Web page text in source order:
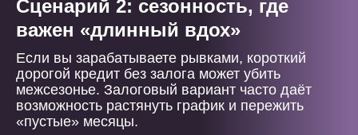
Сценарий 2: сезонность, где
важен «длинный вдох»
Если вы зарабатываете рывками, короткий
дорогой кредит без залога может убить
межсезонье. Залоговый вариант часто даёт
возможность растянуть график и пережить
«пустые» месяцы.